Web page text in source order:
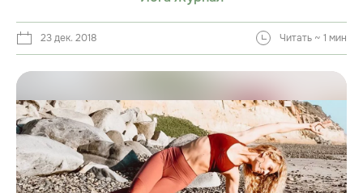
23 дек. 2018 Читать ~ 1 мин